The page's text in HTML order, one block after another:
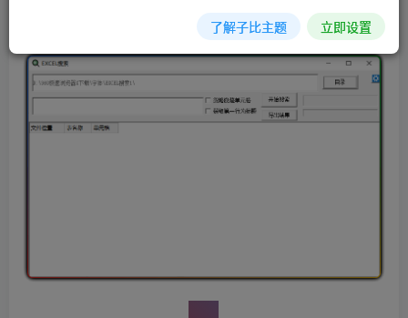
了解子比主题 立即设置